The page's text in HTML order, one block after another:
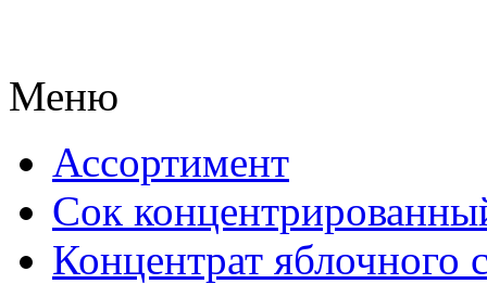
Меню
Ассортимент
Сок
Концентрат яблочного